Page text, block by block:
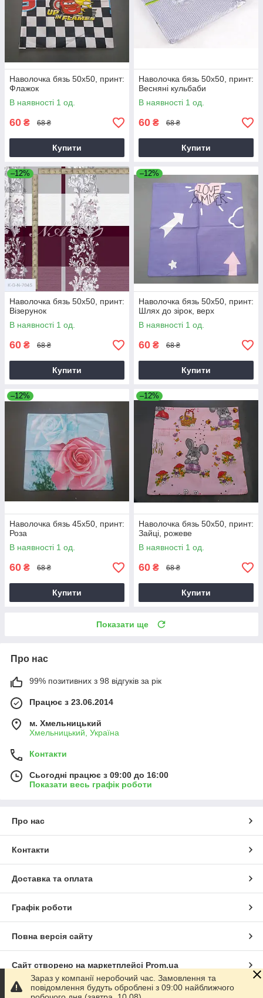
Наволочка бязь 50х50, принт:
Флажок
В наявності 1 од.
60 ₴ 68 ₴
Купити
Наволочка бязь 50х50, принт:
Весняні кульбаби
В наявності 1 од.
60 ₴ 68 ₴
Купити
–12%
Наволочка бязь 50х50, принт:
Візерунок
В наявності 1 од.
60 ₴ 68 ₴
Купити
–12%
Наволочка бязь 50х50, принт:
Шлях до зірок, верх
В наявності 1 од.
60 ₴ 68 ₴
Купити
–12%
Наволочка бязь 45х50, принт:
Роза
В наявності 1 од.
60 ₴ 68 ₴
Купити
–12%
Наволочка бязь 50х50, принт:
Зайці, рожеве
В наявності 1 од.
60 ₴ 68 ₴
Купити
Показати ще
Про нас
99% позитивних з 98 відгуків за рік
Працює з 23.06.2014
м. Хмельницький
Хмельницький, Україна
Контакти
Сьогодні працює з 09:00 до 16:00
Показати весь графік роботи
Про нас
Контакти
Доставка та оплата
Графік роботи
Повна версія сайту
Сайт створено на маркетплейсі Prom.ua
Політика конфіденційності
Зараз у компанії неробочий час. Замовлення та
повідомлення будуть оброблені з 09:00 найближчого